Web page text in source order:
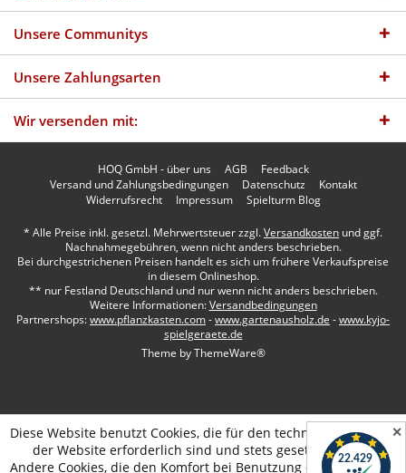
✕
Unsere Communitys
Unsere Zahlungsarten
Wir versenden mit:
HOQ GmbH - über uns AGB
Feedback
Versand und Zahlungsbedingungen
Datenschutz
Kontakt
Widerrufsrecht
Impressum Spielturm Blog
* Alle Preise inkl. gesetzl. Mehrwertsteuer zzgl.Versandkosten und ggf.
Nachnahmegebühren, wenn nicht anders beschrieben.
Bei durchgestrichenen Preisen handelt es sich um frühere Verkaufspreise
in diesem Onlineshop.
** nur Festland Deutschland und nur wenn nicht anders beschrieben.
Weitere Informationen:Versandbedingungen
Partnershops:www.pflanzkasten.com-www.gartenausholz.de -www.kyjo-
spielgeraete.de
Theme byThemeWare®
Diese Website benutzt Cookies, die für den technischen Betrieb
der Website erforderlich sind und stets gesetzt werden.
Andere Cookies, die den Komfort bei Benutzung dieser Website